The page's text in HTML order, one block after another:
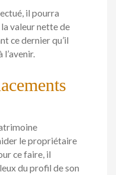
il pourra
valeur nette de
ce dernier qu’il
le propriétaire
ce faire, il
du profil de son